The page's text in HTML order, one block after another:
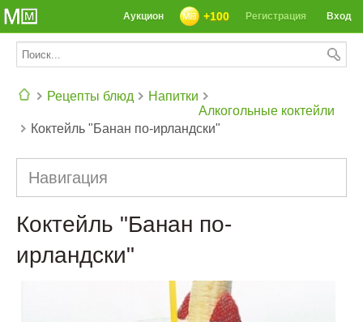
СЕГОДНЯ: 39142 РЕЦЕПТА
Вход
Регистрация
+100
Аукцион
Рецепты блюд
Напитки
Алкогольные коктейли
Коктейль "Банан по-ирландски"
Навигация
Коктейль "Банан по-
ирландски"